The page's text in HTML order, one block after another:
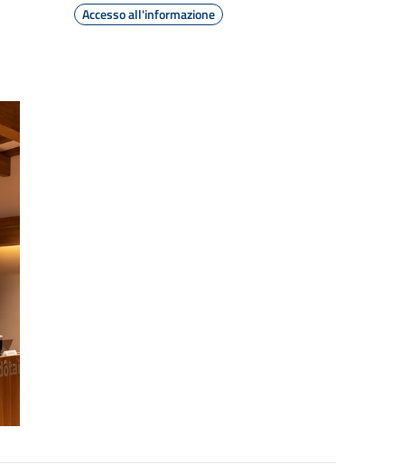
Accesso all'informazione